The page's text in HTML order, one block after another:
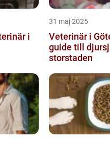
i
31 maj 2025
Veterinär i
guide till
storstaden